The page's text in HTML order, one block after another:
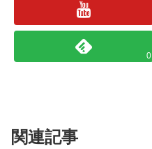
0
関連記事